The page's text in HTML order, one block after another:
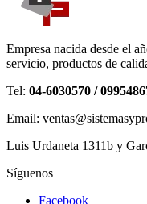
Empresa nacida desde el
servicio, productos de
Tel: 04-6030570 /
Email:
Luis Urdaneta 1311b y
Síguenos
Facebook